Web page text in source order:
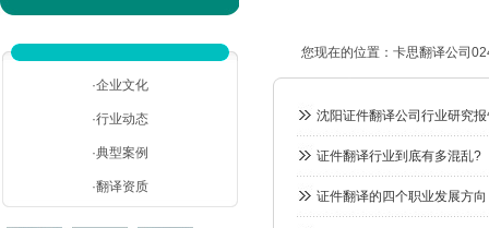
·企业文化
·行业动态
·典型案例
·翻译资质
您现在的位置： 卡思翻译公司
沈阳证件翻译公司行业研究
证件翻译行业到底有多混乱?
证件翻译的四个职业发展方向